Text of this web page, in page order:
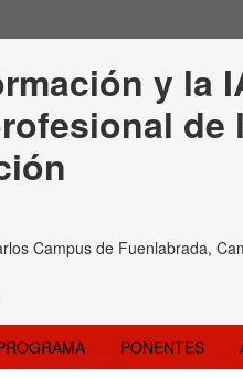
y la
de
Campus de Fuenlabrada,
PONENTES